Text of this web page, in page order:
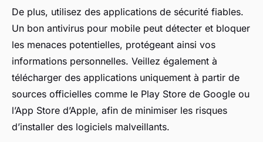
De plus, utilisez des applications de sécurité fiables.
Un bon antivirus pour mobile peut détecter et bloquer
les menaces potentielles, protégeant ainsi vos
informations personnelles. Veillez également à
télécharger des applications uniquement à partir de
sources officielles comme le Play Store de Google ou
l’App Store d’Apple, afin de minimiser les risques
d’installer des logiciels malveillants.